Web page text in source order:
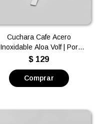
Cuchara Cafe Acero
Inoxidable Aloa Volf | Por
unidad
$ 129